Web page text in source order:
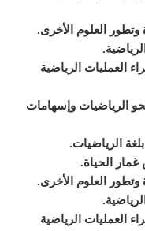
العلوم الأخرى.
العمليات الرياضية
نحو الرياضيات وإسهامات
الرياضيات.
الحياة.
العلوم الأخرى.
العمليات الرياضية